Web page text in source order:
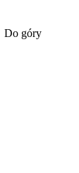
Do góry